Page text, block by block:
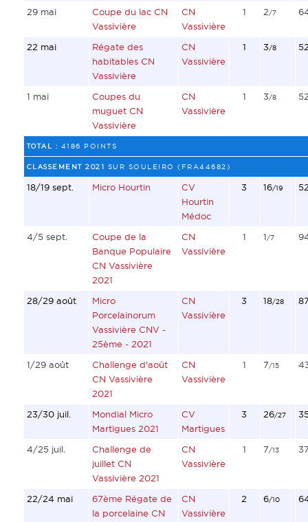
29 mai
Coupe du lac CN
Vassivière
CN
Vassivière
1 2/7
22 mai
Régate des
habitables CN
Vassivière
CN
Vassivière
1 3/8
1 mai
Coupes du
muguet CN
Vassivière
CN
Vassivière
1 3/8
TOTAL : 4186 POINTS
CLASSEMENT 2021 SUR SOULEIRO (FRA44682)
18/19 sept. Micro Hourtin
CV
Hourtin
Médoc
3 16/19
4/5 sept.
Coupe de la
Banque Populaire
CN Vassivière
2021
CN
Vassivière
1 1/7
28/29 août
Micro
Porcelainorum
Vassivière CNV -
25ème - 2021
CN
Vassivière
3 18/28
1/29 août
Challenge d'août
CN Vassivière
2021
CN
Vassivière
1 7/15
23/30 juil.
Mondial Micro
Martigues 2021
CV
Martigues
3 26/27
4/25 juil.
Challenge de
juillet CN
Vassivière 2021
CN
Vassivière
1 7/13
22/24 mai
67ème Régate de
la porcelaine CN
CN
Vassivière
2 6/10